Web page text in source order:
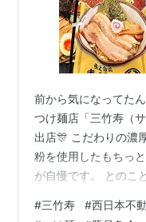
前から気になってた
つけ麺店「三竹寿（
出店🎊 こだわりの濃
粉を使用したもちっ
が自慢です。 とのこ
て感じです。 普通の
#三竹寿 #西日本不